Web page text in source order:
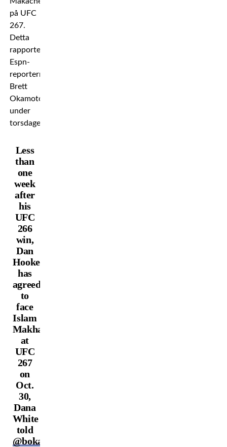
på UFC
267.
Detta
rapporterade
Espn-
reportern
Brett
Okamoto
under
torsdagen.
Less
than
one
week
after
his
UFC
266
win,
Dan
Hooker
has
agreed
to
face
Islam
Makhachev
at
UFC
267
on
Oct.
30,
Dana
White
told
@bokamotoESPN